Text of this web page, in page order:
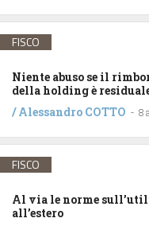
FISCO
Niente abuso se il
della holding è
/Alessandro COTTO - 8
FISCO
Al via le norme
all’estero